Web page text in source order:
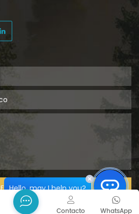
ENTREGAR
WhatsApp
Contacto
Hello, may I help you?